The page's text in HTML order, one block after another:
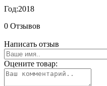
Год:2018
0 Отзывов
Написать отзыв
Оцените товар: